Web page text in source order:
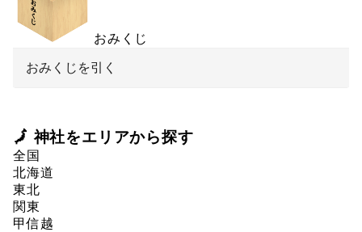
おみくじ
おみくじを引く
🗾 神社をエリアから探す
全国
北海道
東北
関東
甲信越